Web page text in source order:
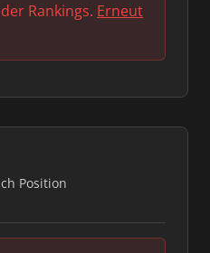
Rankings. Erneut
Position